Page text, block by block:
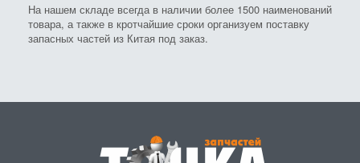
На нашем складе всегда в наличии более 1500 наименований
товара, а также в кротчайшие сроки организуем поставку
запасных частей из Китая под заказ.